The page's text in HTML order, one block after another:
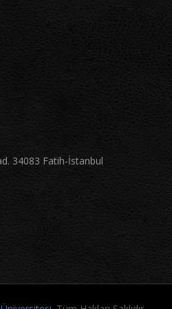
34083 Fatih-İstanbul